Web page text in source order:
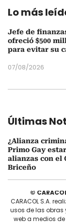
Lo más
Jefe de
ofreció $500
para evitar su
07/08/2026
Últimas
¿Alianza
Primo Gay
alianzas con el
Briceño
©
CARACOL S.A.
usos de las obras
web a medios